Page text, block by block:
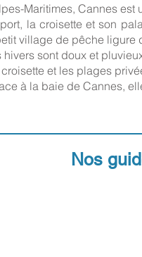
Maritimes, Cannes
la croisette et son
village de pêche ligure
sont doux et
et les plages
à la baie de Cannes,
Nos